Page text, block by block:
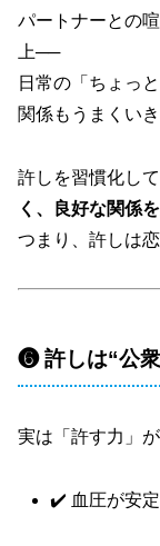
パートナーとの
上──
日常の「ちょっ
関係もうまくいき
許しを習慣化して
く、良好な関係
つまり、許しは
❻ 許しは“公
実は「許す力」が
✔️ 血圧が安